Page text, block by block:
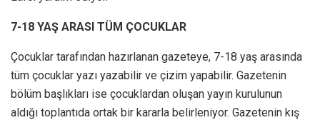
7-18 YAŞ ARASI TÜM ÇOCUKLAR
Çocuklar tarafından hazırlanan gazeteye, 7-18 yaş arasında
tüm çocuklar yazı yazabilir ve çizim yapabilir. Gazetenin
bölüm başlıkları ise çocuklardan oluşan yayın kurulunun
aldığı toplantıda ortak bir kararla belirleniyor. Gazetenin kış